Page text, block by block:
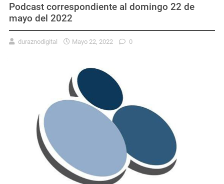
Podcast correspondiente al domingo 22 de
mayo del 2022
duraznodigital Mayo 22, 2022 0